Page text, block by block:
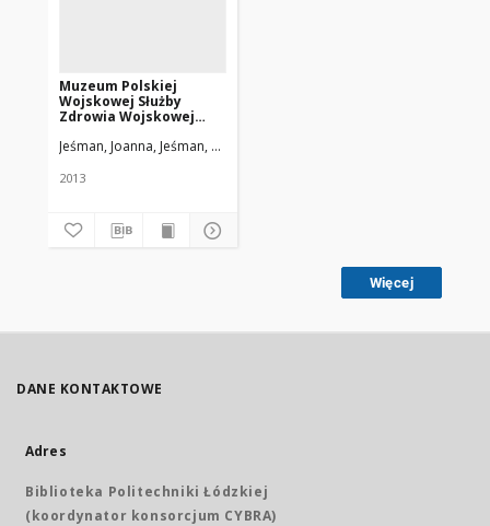
Muzeum Polskiej
Wojskowej Służby
Zdrowia Wojskowej
Uniwersytetu
Jeśman, Joanna, Jeśman, Czesław
2013
Więcej
DANE KONTAKTOWE
Adres
Biblioteka Politechniki Łódzkiej
(koordynator konsorcjum CYBRA)